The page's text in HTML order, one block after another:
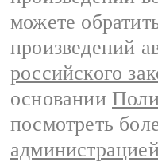
можете
произведений
российского
основании
посмотреть